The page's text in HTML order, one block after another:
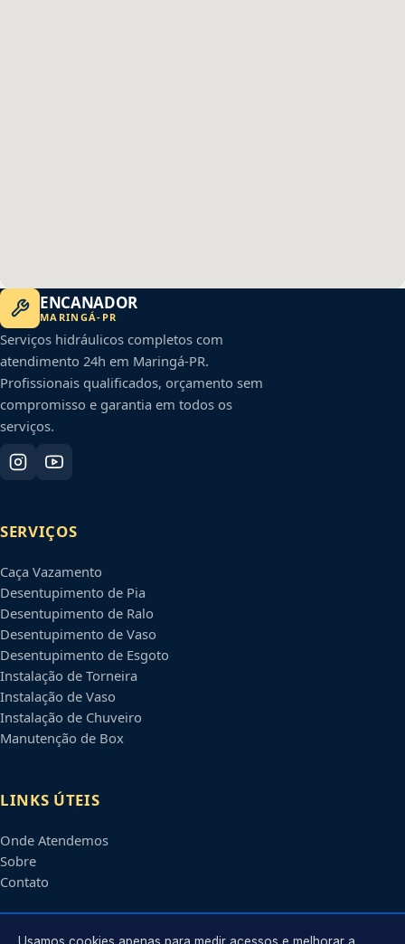
ENCANADOR
MARINGÁ- PR
Serviços hidráulicos completos com
atendimento 24h em Maringá-PR.
Profissionais qualificados, orçamento sem
compromisso e garantia em todos os
serviços.
SERVIÇOS
Caça Vazamento
Desentupimento de Pia
Desentupimento de Ralo
Desentupimento de Vaso
Desentupimento de Esgoto
Instalação de Torneira
Instalação de Vaso
Instalação de Chuveiro
Manutenção de Box
LINKS ÚTEIS
Onde Atendemos
Sobre
Contato